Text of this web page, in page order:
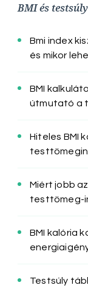
BMI és
Bmi index
és mikor
BMI
útmutató a
Hiteles BMI
Miért jobb
testtömeg-
BMI kalória
Testsúly